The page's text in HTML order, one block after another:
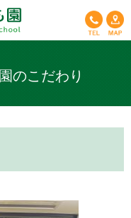
園のこだわり